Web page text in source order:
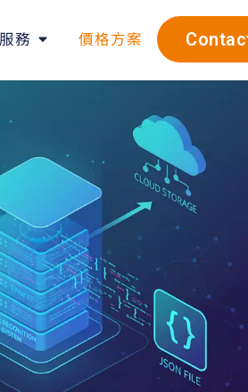
務 價格方案